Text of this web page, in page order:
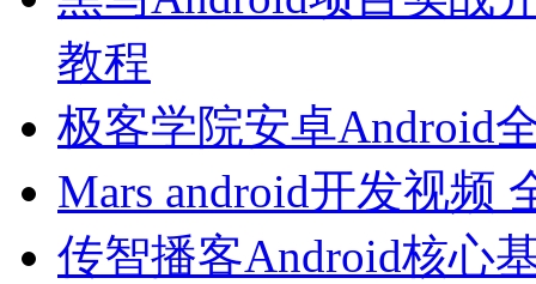
教程
极客学院安卓Android
Mars android开发视频
传智播客Android核心